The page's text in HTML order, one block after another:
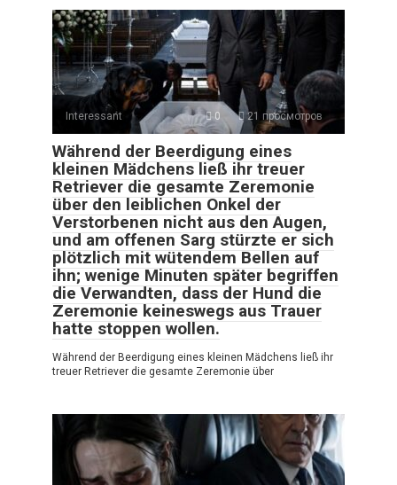
Interessant 0 21 просмотров
Während der Beerdigung eines
kleinen Mädchens ließ ihr treuer
Retriever die gesamte Zeremonie
über den leiblichen Onkel der
Verstorbenen nicht aus den Augen,
und am offenen Sarg stürzte er sich
plötzlich mit wütendem Bellen auf
ihn; wenige Minuten später begriffen
die Verwandten, dass der Hund die
Zeremonie keineswegs aus Trauer
hatte stoppen wollen.
Während der Beerdigung eines kleinen Mädchens ließ ihr
treuer Retriever die gesamte Zeremonie über